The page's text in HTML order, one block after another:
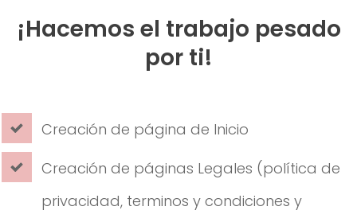
¡Hacemos el trabajo pesado
por ti!
Creación de página de Inicio
Creación de páginas Legales (política de
privacidad, terminos y condiciones y